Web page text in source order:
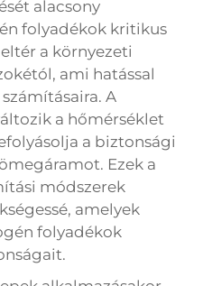
alacsony
folyadékok kritikus
a környezeti
ami hatással
A
a hőmérséklet
a biztonsági
Ezek a
módszerek
amelyek
folyadékok